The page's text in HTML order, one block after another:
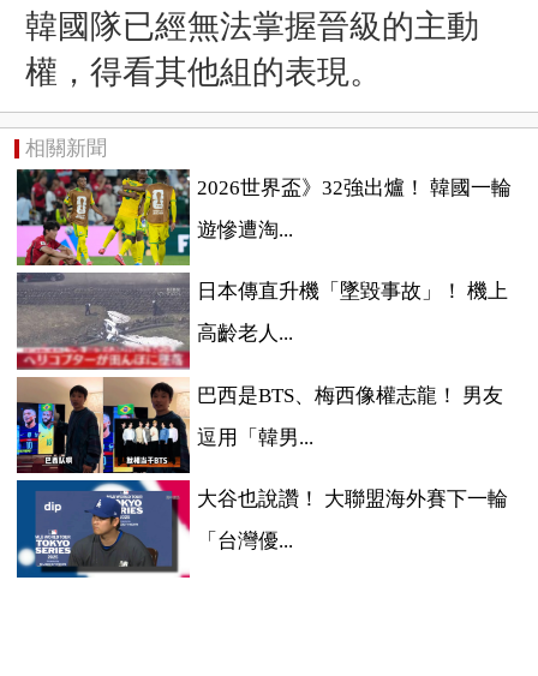
韓國隊已經無法掌握晉級的主動
權，得看其他組的表現。
相關新聞
2026世界盃》32強出爐！ 韓國一輪
遊慘遭淘...
日本傳直升機「墜毀事故」！ 機上
高齡老人...
巴西是BTS、梅西像權志龍！ 男友
逗用「韓男...
大谷也說讚！ 大聯盟海外賽下一輪
「台灣優...